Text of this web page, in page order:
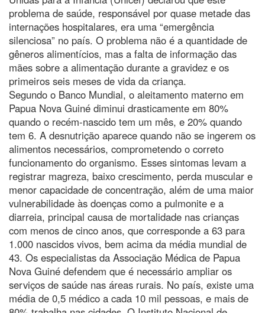
problema de saúde, responsável por quase metade das
internações hospitalares, era uma “emergência
silenciosa” no país. O problema não é a quantidade de
gêneros alimentícios, mas a falta de informação das
mães sobre a alimentação durante a gravidez e os
primeiros seis meses de vida da criança.
Segundo o Banco Mundial, o aleitamento materno em
Papua Nova Guiné diminui drasticamente em 80%
quando o recém-nascido tem um mês, e 20% quando
tem 6. A desnutrição aparece quando não se ingerem os
alimentos necessários, comprometendo o correto
funcionamento do organismo. Esses sintomas levam a
registrar magreza, baixo crescimento, perda muscular e
menor capacidade de concentração, além de uma maior
vulnerabilidade às doenças como a pulmonite e a
diarreia, principal causa de mortalidade nas crianças
com menos de cinco anos, que corresponde a 63 para
1.000 nascidos vivos, bem acima da média mundial de
43. Os especialistas da Associação Médica de Papua
Nova Guiné defendem que é necessário ampliar os
serviços de saúde nas áreas rurais. No país, existe uma
média de 0,5 médico a cada 10 mil pessoas, e mais de